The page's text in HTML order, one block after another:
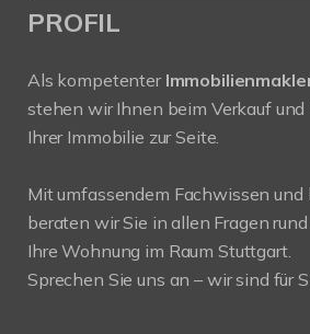
PROFIL
Als kompetenter
stehen wir Ihnen beim Verkauf und
Ihrer Immobilie zur Seite.
Mit umfassendem Fachwissen und
beraten wir Sie in allen Fragen
Ihre Wohnung im Raum Stuttgart.
Sprechen Sie uns an – wir sind für